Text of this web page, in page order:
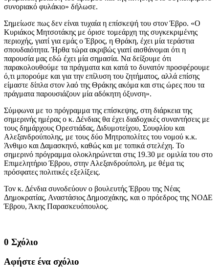
συνοριακό φυλάκιο» δήλωσε.
Σημείωσε πως δεν είναι τυχαία η επίσκεψή του στον Έβρο. «Ο
Κυριάκος Μητσοτάκης με όρισε τομεάρχη της συγκεκριμένης
περιοχής, γιατί για εμάς ο Έβρος, η Θράκη, έχει μία τεράστια
σπουδαιότητα. Ήρθα τώρα ακριβώς γιατί αισθάνομαι ότι η
παρουσία μας εδώ έχει μία σημασία. Να δείξουμε ότι
παρακολουθούμε τα πράγματα και κατά το δυνατόν προσφέρουμε
ό,τι μπορούμε και για την επίλυση του ζητήματος, αλλά επίσης
είμαστε δίπλα στον λαό της Θράκης ακόμα και στις ώρες που τα
πράγματα παρουσιάζουν μία αδόκητη όξυνση».
Σύμφωνα με το πρόγραμμα της επίσκεψης, στη διάρκεια της
σημερινής ημέρας ο κ. Δένδιας θα έχει διαδοχικές συναντήσεις με
τους δημάρχους Ορεστιάδας, Διδυμοτείχου, Σουφλίου και
Αλεξανδρούπολης, με τους δύο Μητροπολίτες του νομού κ.κ.
Άνθιμο και Δαμασκηνό, καθώς και με τοπικά στελέχη. Το
σημερινό πρόγραμμα ολοκληρώνεται στις 19.30 με ομιλία του στο
Επιμελητήριο Έβρου, στην Αλεξανδρούπολη, με θέμα τις
πρόσφατες πολιτικές εξελίξεις.
Τον κ. Δένδια συνοδεύουν ο βουλευτής Έβρου της Νέας
Δημοκρατίας, Αναστάσιος Δημοσχάκης, και ο πρόεδρος της ΝΟΔΕ
Έβρου, Άκης Παρασκευόπουλος.
0 Σχόλιο
Αφήστε ένα σχόλιο